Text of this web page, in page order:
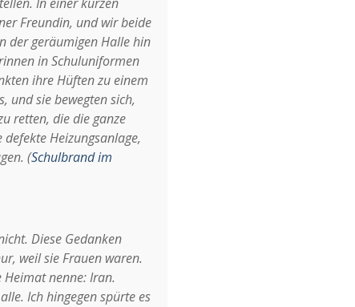
Freundin, und wir beide
der geräumigen Halle hin
in Schuluniformen
ihre Hüften zu einem
und sie bewegten sich,
retten, die die ganze
Heizungsanlage,
(Schulbrand im
Diese Gedanken
weil sie Frauen waren.
nenne: Iran.
Ich hingegen spürte es